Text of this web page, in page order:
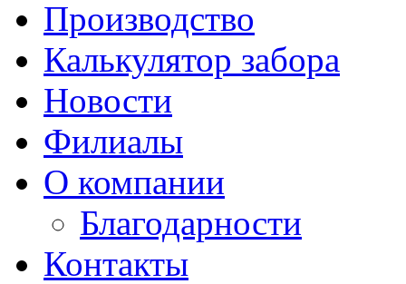
Производство
Калькулятор забора
Новости
Филиалы
О компании
Благодарности
Контакты